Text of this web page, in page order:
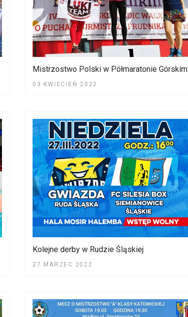
Mistrzostwo Polski w Półmaratonie Górskim
03 KWIECIEŃ 2022
Kolejne derby w Rudzie Śląskiej
27 MARZEC 2022